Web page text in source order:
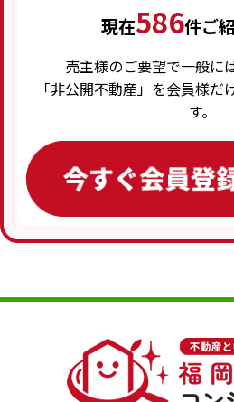
現在586件ご
売主様のご要望で一般に
「非公開不動産」を会員様だ
す。